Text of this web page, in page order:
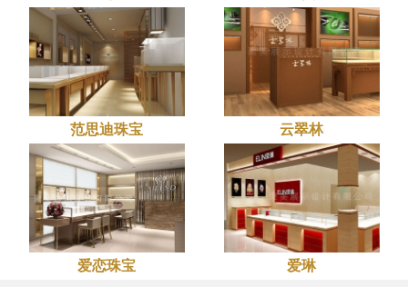
范思迪珠宝 云翠林
爱恋珠宝 爱琳